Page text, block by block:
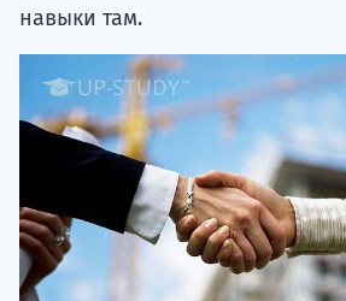
навыки там.